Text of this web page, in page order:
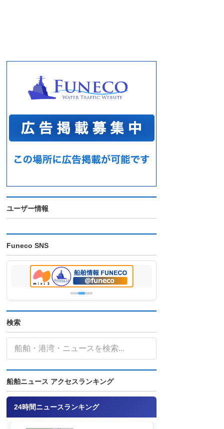
ユーザー情報
Funeco SNS
検索
船舶ニュース アクセスランキング
24時間ニュースランキング